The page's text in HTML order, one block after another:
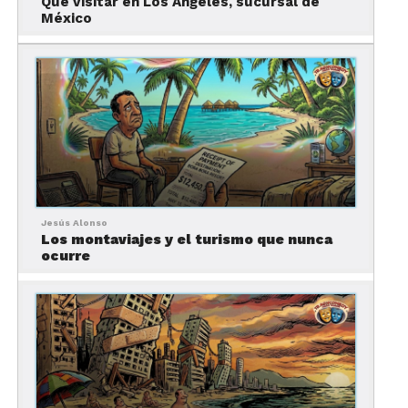
tipo de atractivos y no sólo los parques temáticos
les recomendamos Hollywood.
Es una zona perfectamente conectada, tanto para
quienes van con auto o sin él. Se pueden desplazar
por autobuses y metro.
México
Jesús Alonso
Los montaviajes y el turismo que nunca
ocurre